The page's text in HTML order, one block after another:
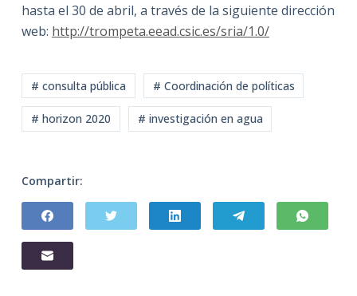
hasta el 30 de abril, a través de la siguiente dirección
web: http://trompeta.eead.csic.es/sria/1.0/
# consulta pública # Coordinación de políticas
# horizon 2020 # investigación en agua
Compartir: